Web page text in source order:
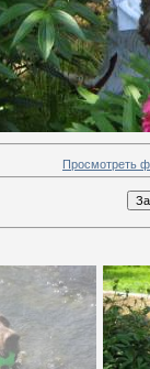
Просмотреть